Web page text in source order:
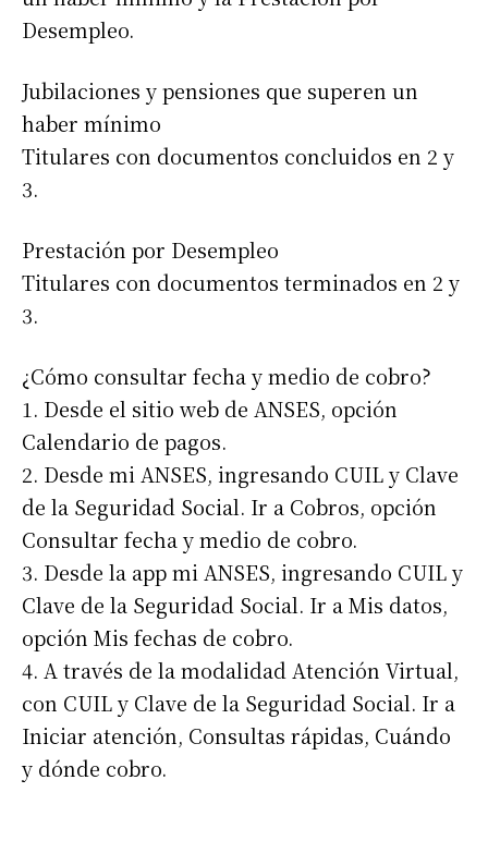
Desempleo.
Jubilaciones y pensiones que superen un
haber mínimo
Titulares con documentos concluidos en 2 y
3.
Prestación por Desempleo
Titulares con documentos terminados en 2 y
3.
¿Cómo consultar fecha y medio de cobro?
1. Desde el sitio web de ANSES, opción
Calendario de pagos.
2. Desde mi ANSES, ingresando CUIL y Clave
de la Seguridad Social. Ir a Cobros, opción
Consultar fecha y medio de cobro.
3. Desde la app mi ANSES, ingresando CUIL y
Clave de la Seguridad Social. Ir a Mis datos,
opción Mis fechas de cobro.
4. A través de la modalidad Atención Virtual,
con CUIL y Clave de la Seguridad Social. Ir a
Iniciar atención, Consultas rápidas, Cuándo
y dónde cobro.